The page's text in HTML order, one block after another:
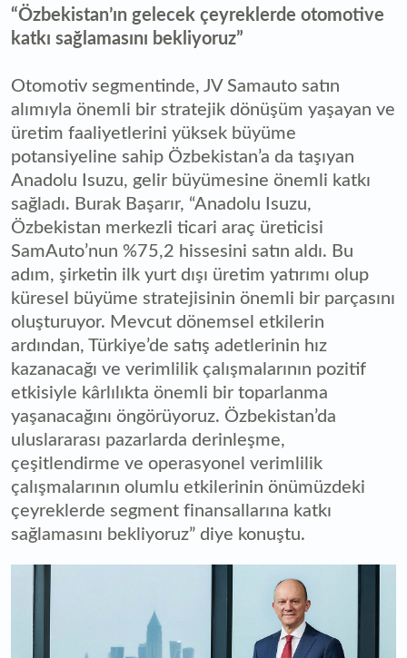
“Özbekistan’ın gelecek çeyreklerde otomotive
katkı sağlamasını bekliyoruz”
Otomotiv segmentinde, JV Samauto satın
alımıyla önemli bir stratejik dönüşüm yaşayan ve
üretim faaliyetlerini yüksek büyüme
potansiyeline sahip Özbekistan’a da taşıyan
Anadolu Isuzu, gelir büyümesine önemli katkı
sağladı. Burak Başarır, “Anadolu Isuzu,
Özbekistan merkezli ticari araç üreticisi
SamAuto’nun %75,2 hissesini satın aldı. Bu
adım, şirketin ilk yurt dışı üretim yatırımı olup
küresel büyüme stratejisinin önemli bir parçasını
oluşturuyor. Mevcut dönemsel etkilerin
ardından, Türkiye’de satış adetlerinin hız
kazanacağı ve verimlilik çalışmalarının pozitif
etkisiyle kârlılıkta önemli bir toparlanma
yaşanacağını öngörüyoruz. Özbekistan’da
uluslararası pazarlarda derinleşme,
çeşitlendirme ve operasyonel verimlilik
çalışmalarının olumlu etkilerinin önümüzdeki
çeyreklerde segment finansallarına katkı
sağlamasını bekliyoruz” diye konuştu.